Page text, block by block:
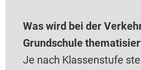
Was wird bei der
Grundschule
Je nach Klassenstufe